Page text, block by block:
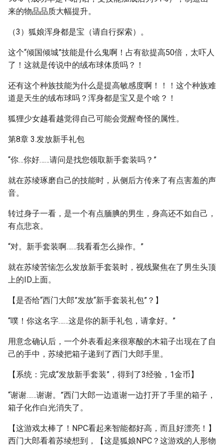
来的物品品质大幅提升。
（3）狐娘浑身都是宝（请自行探索）。
这个“倾国倾城”技能是什么鬼啊！占有欲提高50倍，太吓人
了！这就是传说中的绒布球体质吗？！
还有这个种族技能为什么是提高敏感度啊！！！这个种族难
道是天生的绒布球吗？浑身都是宝又是个啥？！
狐狸少女越看越觉得自己可能会觉醒奇怪的属性。
第8章 3.发放新手礼包
“你…你好……请问是找您领取新手套装吗？”
就在苏绫琢磨自己的技能时，从侧后方传来了有点害羞的声
音。
转过身子一看，是一个有点腼腆的男生，身高还不如自己，
有点悲哀。
“对。新手套装啊……我看看怎么操作。”
就在苏绫苦恼怎么发放新手套装时，视线聚焦在了男生头顶
上的ID上面。
【是否给“西门大郎”发放“新手套装礼包”？】
“噗！你这名字……这是你的新手礼包，请拿好。”
用意念确认后，一个外表看起来很寒酸的木箱子出现在了自
己的手中，苏绫把箱子递到了西门大郎手里。
【系统：完成“发放新手套装”，得到了3经验，1金币】
“谢谢……谢谢。”西门大郎一边道谢一边打开了手里的箱子，
箱子化作白光消失了。
【这游戏太棒了！NPC看起来智能都好高，而且好漂亮！】
西门大郎看着苏绫想到，【这是狐娘NPC？这游戏的人形物